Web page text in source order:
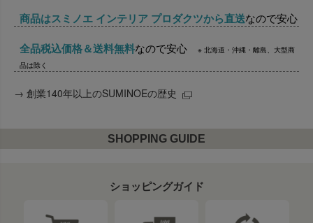
商品はスミノエ インテリア プロダクツから直送なので安心
全品税込価格＆送料無料なので安心
※ 北海道・沖縄・離島、大型商
品は除く
→ 創業140年以上のSUMINOEの歴史
SHOPPING GUIDE
ショッピングガイド